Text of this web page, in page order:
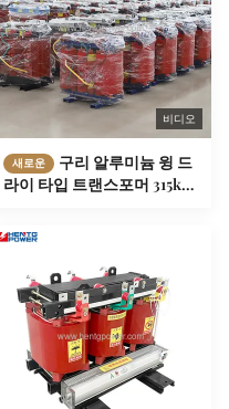
비디오
새로운
구리 알루미늄 윙 드
라이 타입 트랜스포머 315kva